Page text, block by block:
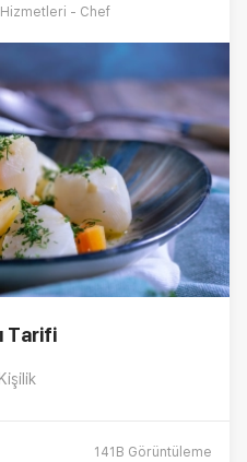
- Chef
Tarifi
141B Görüntüleme